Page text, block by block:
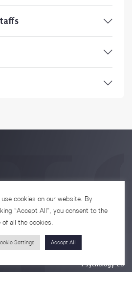
contact
+66-2218-1185
Psychology CU
use cookies on our website. By
“Accept All”, you consent to the
of all the cookies.
Settings Accept All